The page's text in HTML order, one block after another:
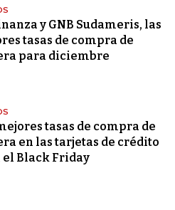
y GNB Sudameris, las
tasas de compra de
para diciembre
tasas de compra de
en las tarjetas de crédito
el Black Friday